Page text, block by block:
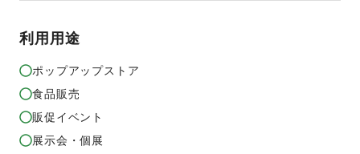
利用用途
ポップアップストア
食品販売
販促イベント
展示会・個展